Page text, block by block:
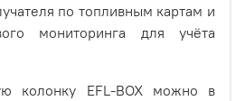
по топливным картам и
мониторинга для учёта
колонку EFL-BOX можно в